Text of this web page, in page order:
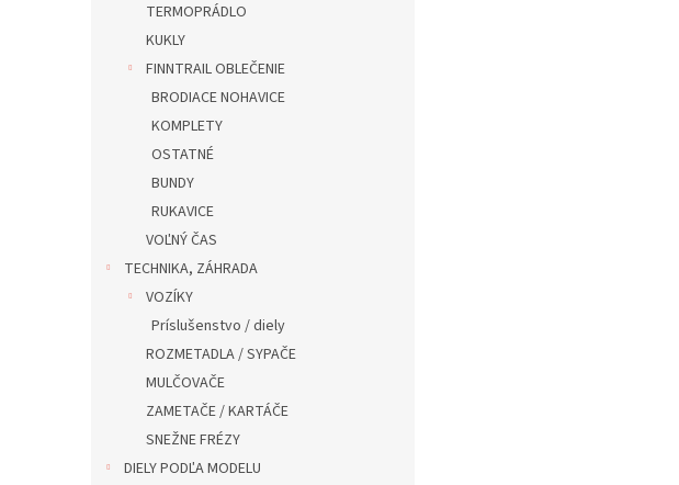
TERMOPRÁDLO
KUKLY
FINNTRAIL OBLEČENIE
BRODIACE NOHAVICE
KOMPLETY
OSTATNÉ
BUNDY
RUKAVICE
VOĽNÝ ČAS
TECHNIKA, ZÁHRADA
VOZÍKY
Príslušenstvo / diely
ROZMETADLA / SYPAČE
MULČOVAČE
ZAMETAČE / KARTÁČE
SNEŽNE FRÉZY
DIELY PODĽA MODELU